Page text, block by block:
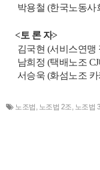
박용철 (한국노동
<토 론 자>
김국현 (서비스연맹
남희정 (택배노조
서승욱 (화섬노조
노조법 , 노조법 2조, 노조법